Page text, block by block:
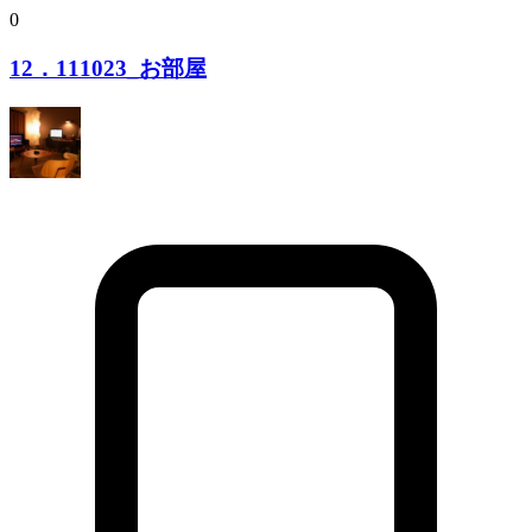
0
12．111023_お部屋